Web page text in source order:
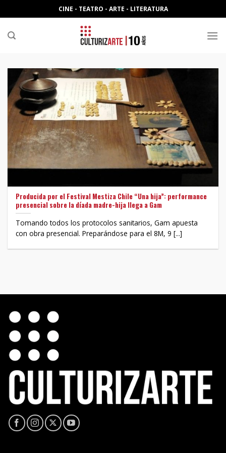
to
content
CINE - TEATRO - ARTE - LITERATURA
Producida por el Festival Mestiza Chile “Una hija”: performance
presencial sobre la díada madre-hija llega a Gam
Tomando todos los protocolos sanitarios, Gam apuesta
con obra presencial. Preparándose para el 8M, 9 [...]